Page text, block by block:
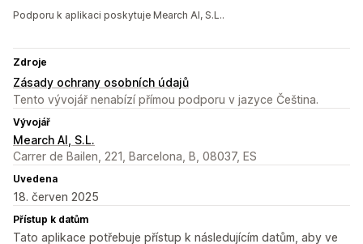
Podporu k aplikaci poskytuje Mearch AI, S.L..
Zdroje
Zásady ochrany osobních údajů
Tento vývojář nenabízí přímou podporu v jazyce Čeština.
Vývojář
Mearch AI, S.L.
Carrer de Bailen, 221, Barcelona, B, 08037, ES
Uvedena
18. červen 2025
Přístup k datům
Tato aplikace potřebuje přístup k následujícím datům, aby ve